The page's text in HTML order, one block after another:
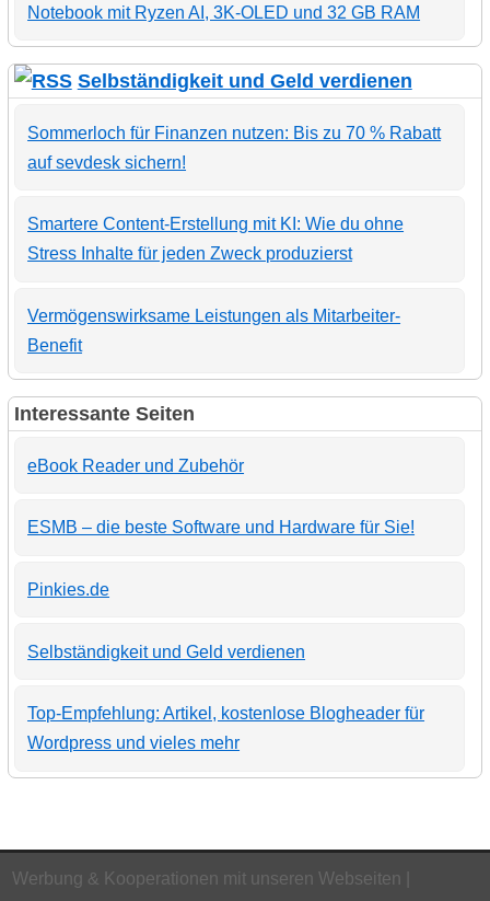
Notebook mit Ryzen AI, 3K-OLED und 32 GB RAM
Selbständigkeit und Geld verdienen
Sommerloch für Finanzen nutzen: Bis zu 70 % Rabatt
auf sevdesk sichern!
Smartere Content-Erstellung mit KI: Wie du ohne
Stress Inhalte für jeden Zweck produzierst
Vermögenswirksame Leistungen als Mitarbeiter-
Benefit
Interessante Seiten
eBook Reader und Zubehör
ESMB – die beste Software und Hardware für Sie!
Pinkies.de
Selbständigkeit und Geld verdienen
Top-Empfehlung: Artikel, kostenlose Blogheader für
Wordpress und vieles mehr
Werbung & Kooperationen mit unseren Webseiten